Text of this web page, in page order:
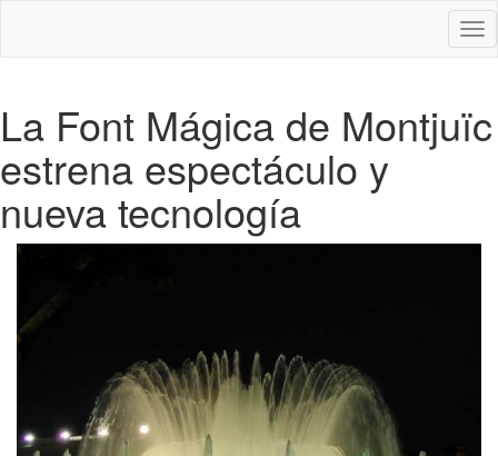
La Font Mágica de Montjuïc
estrena espectáculo y
nueva tecnología